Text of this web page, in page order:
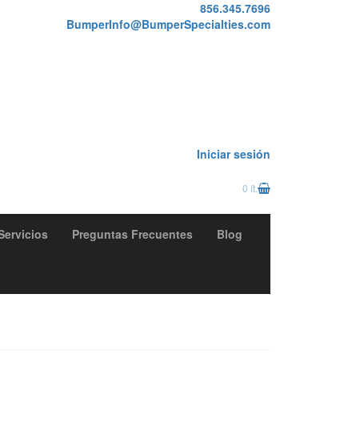
856.345.7696
BumperInfo@BumperSpecialties.com
Iniciar sesión
0 ít.
Preguntas Frecuentes Blog